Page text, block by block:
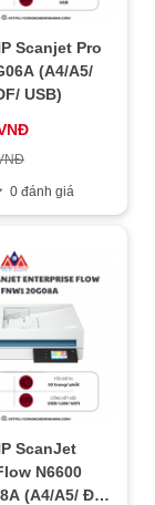
Scanjet Pro
(A4/A5/
USB)
0 đánh giá
ScanJet
N6600
(A4/A5/ Đảo